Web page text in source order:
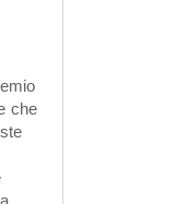
che